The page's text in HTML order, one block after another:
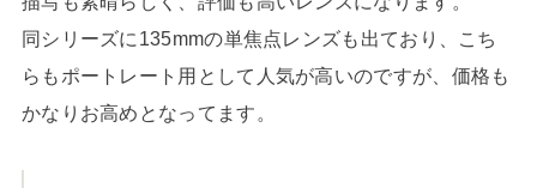
同シリーズに135mmの単焦点レンズも出ており、こち
らもポートレート用として人気が高いのですが、価格も
かなりお高めとなってます。